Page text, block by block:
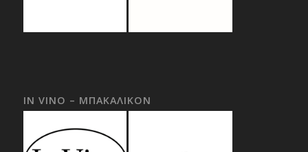
IN VINO – ΜΠΑΚΑΛΙΚΟΝ